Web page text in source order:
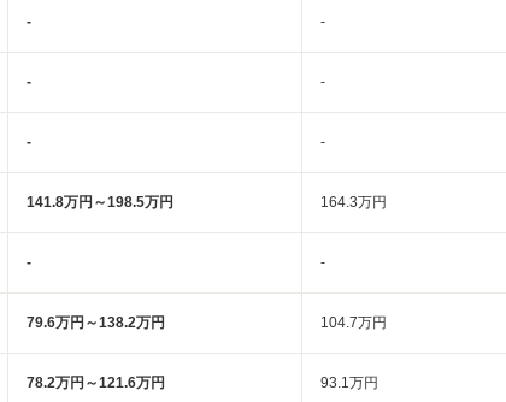
- -
- -
- -
141.8万円～198.5万円 164.3万円
- -
79.6万円～138.2万円 104.7万円
78.2万円～121.6万円 93.1万円